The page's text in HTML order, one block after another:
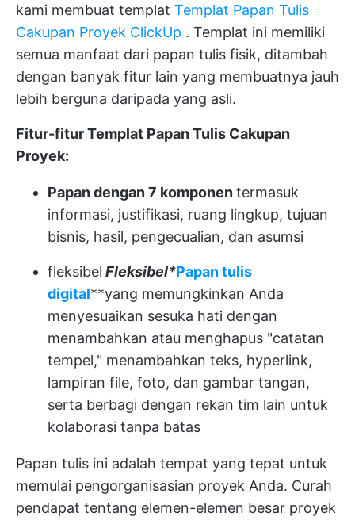
kami membuat templat Templat Papan Tulis
Cakupan Proyek ClickUp . Templat ini memiliki
semua manfaat dari papan tulis fisik, ditambah
dengan banyak fitur lain yang membuatnya jauh
lebih berguna daripada yang asli.
Fitur-fitur Templat Papan Tulis Cakupan
Proyek:
Papan dengan 7 komponentermasuk
informasi, justifikasi, ruang lingkup, tujuan
bisnis, hasil, pengecualian, dan asumsi
fleksibel Fleksibel*Papan tulis
digital**yang memungkinkan Anda
menyesuaikan sesuka hati dengan
menambahkan atau menghapus "catatan
tempel," menambahkan teks, hyperlink,
lampiran file, foto, dan gambar tangan,
serta berbagi dengan rekan tim lain untuk
kolaborasi tanpa batas
Papan tulis ini adalah tempat yang tepat untuk
memulai pengorganisasian proyek Anda. Curah
pendapat tentang elemen-elemen besar proyek